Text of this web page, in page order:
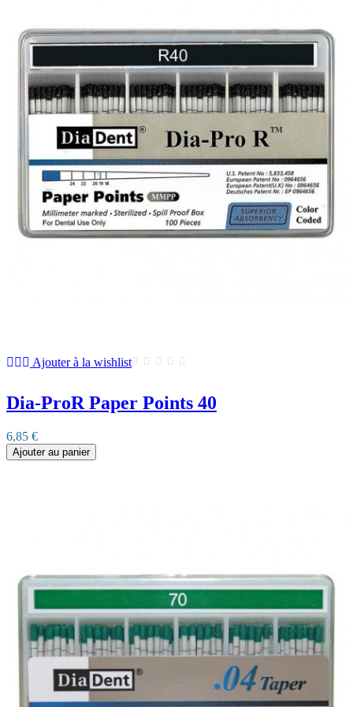
Ajouter à la wishlist
Dia-ProR Paper Points 40
6,85 €
Ajouter au panier